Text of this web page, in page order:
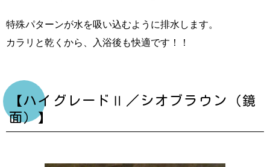
特殊パターンが水を吸い込むように排水します。
カラリと乾くから、入浴後も快適です！！
【ハイグレードⅡ／シオブラウン（鏡
面）】